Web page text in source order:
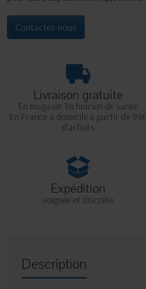
Contactez-nous
Livraison gratuite
En magasin Technicien de santé
En France à domicile à partir de 99€
d'achats
Expédition
soignée et discrète
Description